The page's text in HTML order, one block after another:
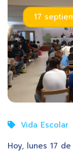
17
Vida Escolar
Hoy, lunes 17